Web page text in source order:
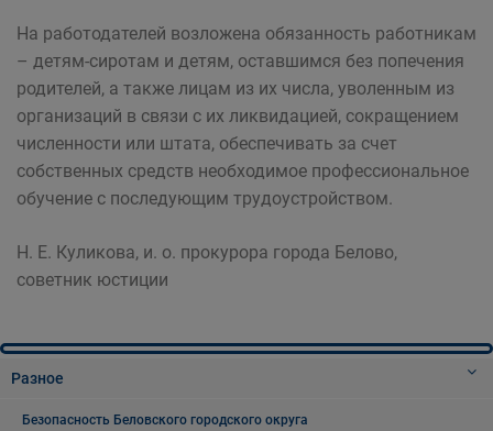
На работодателей возложена обязанность работникам
– детям-сиротам и детям, оставшимся без попечения
родителей, а также лицам из их числа, уволенным из
организаций в связи с их ликвидацией, сокращением
численности или штата, обеспечивать за счет
собственных средств необходимое профессиональное
обучение с последующим трудоустройством.
Н. Е. Куликова, и. о. прокурора города Белово,
советник юстиции
Разное
Безопасность Беловского городского округа